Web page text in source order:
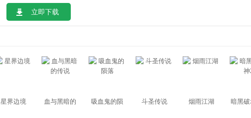
立即下载
星界边境
血与黑暗的
吸血鬼的陨
斗圣传说 烟雨江湖 暗黑